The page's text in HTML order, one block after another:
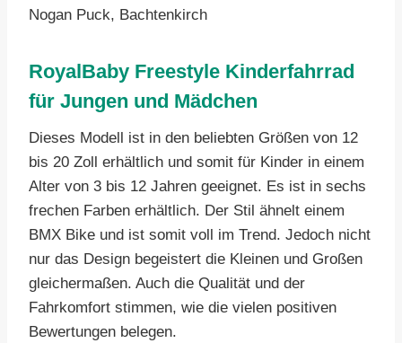
Nogan Puck, Bachtenkirch
RoyalBaby Freestyle Kinderfahrrad
für Jungen und Mädchen
Dieses Modell ist in den beliebten Größen von 12
bis 20 Zoll erhältlich und somit für Kinder in einem
Alter von 3 bis 12 Jahren geeignet. Es ist in sechs
frechen Farben erhältlich. Der Stil ähnelt einem
BMX Bike und ist somit voll im Trend. Jedoch nicht
nur das Design begeistert die Kleinen und Großen
gleichermaßen. Auch die Qualität und der
Fahrkomfort stimmen, wie die vielen positiven
Bewertungen belegen.